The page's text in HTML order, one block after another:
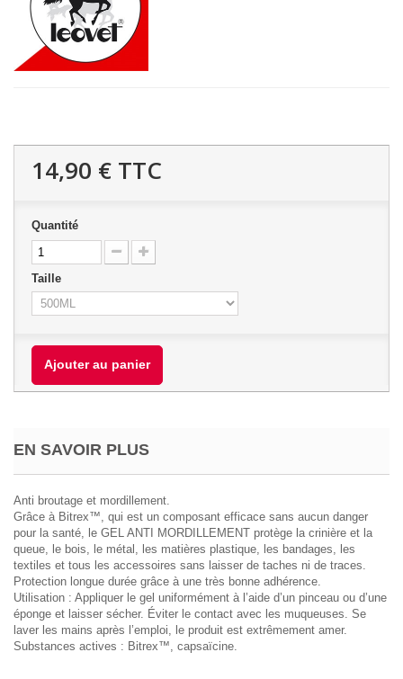
14,90 € TTC
Quantité
Taille
Ajouter au panier
EN SAVOIR PLUS
Anti broutage et mordillement.
Grâce à Bitrex™, qui est un composant efficace sans aucun danger
pour la santé, le GEL ANTI MORDILLEMENT protège la crinière et la
queue, le bois, le métal, les matières plastique, les bandages, les
textiles et tous les accessoires sans laisser de taches ni de traces.
Protection longue durée grâce à une très bonne adhérence.
Utilisation : Appliquer le gel uniformément à l’aide d’un pinceau ou d’une
éponge et laisser sécher. Éviter le contact avec les muqueuses. Se
laver les mains après l’emploi, le produit est extrêmement amer.
Substances actives : Bitrex™, capsaïcine.